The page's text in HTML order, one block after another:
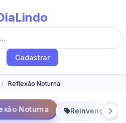
Cadastrar
Reflexão Noturna
Noturna Reinvenção